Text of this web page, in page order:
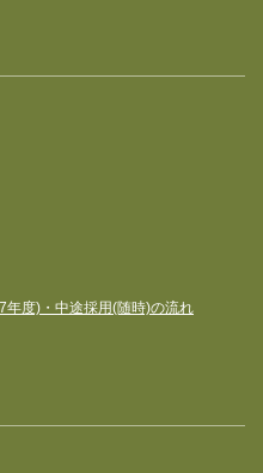
年度)・中途採用(随時)の流れ